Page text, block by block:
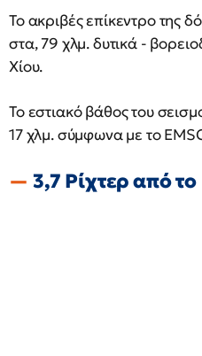
Το ακριβές επίκεντρο της
στα, 79 χλμ. δυτικά -
Χίου.
Το εστιακό βάθος του
17 χλμ. σύμφωνα με το
3,7 Ρίχτερ από